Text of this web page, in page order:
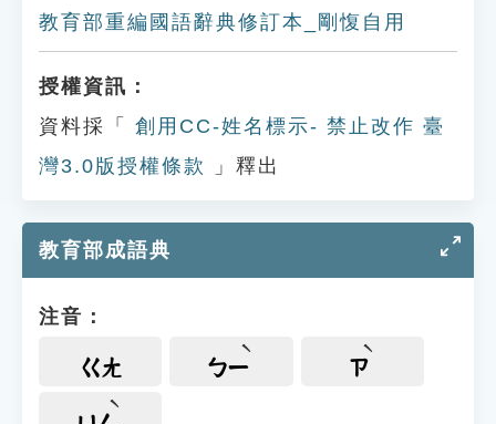
教育部重編國語辭典修訂本_剛愎自用
授權資訊：
資料採「
創用CC-姓名標示- 禁止改作 臺
灣3.0版授權條款
」釋出
教育部成語典
注音：
ㄍㄤ ㄅㄧ ㄗ